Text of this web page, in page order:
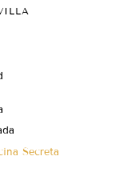
Secreta